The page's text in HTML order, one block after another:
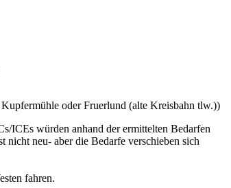
oder Fruerlund (alte Kreisbahn tlw.))
ICEs würden anhand der ermittelten Bedarfen
neu- aber die Bedarfe verschieben sich
fahren.